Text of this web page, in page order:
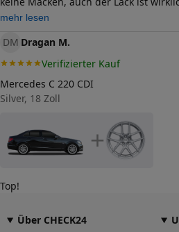
tollen Ergebnis hatte ich anfangs
die Felge definitiv noch mal bestellen.
mehr lesen
DM Dragan M.
Verifizierter Kauf
Mercedes C 220 CDI
Silver, 18 Zoll
+
Top!
Über CHECK24